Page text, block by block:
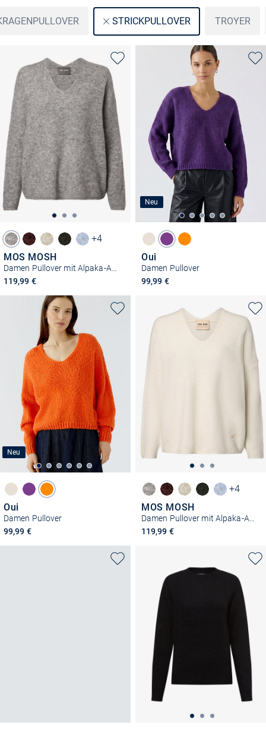
STRICKPULLOVER TROYER
+4
MOS MOSH
119,99 €
Neu
Oui
Damen Pullover
99,99 €
Neu
Oui
Damen Pullover
99,99 €
+4
MOS MOSH
119,99 €